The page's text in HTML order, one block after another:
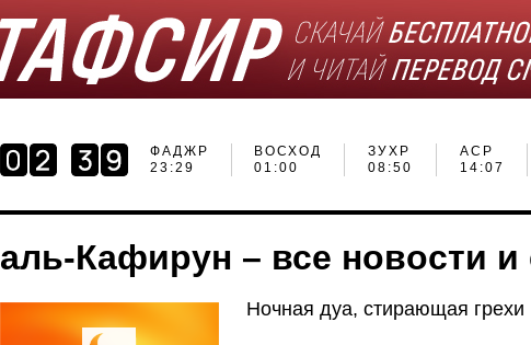
ФАДЖР
23:29
ВОСХОД
01:00
ЗУХР
08:50
АСР
14:07
аль-Кафирун – все новости и
Ночная дуа, стирающая грехи